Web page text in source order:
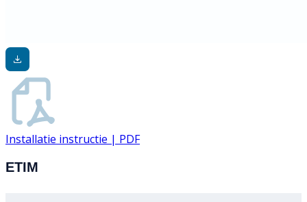
Installatie instructie | PDF
ETIM